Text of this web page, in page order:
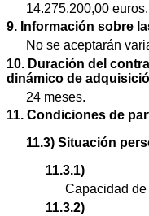
14.275.200,00 euros.
9. Información sobre
No se aceptarán
10. Duración del
dinámico de
24 meses.
11. Condiciones de
11.3) Situación
11.3.1)
Capacidad de
11.3.2)